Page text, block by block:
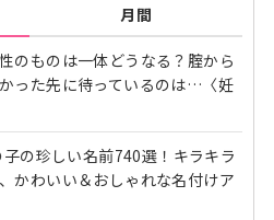
月間
のものは一体どうなる？腟から
った先に待っているのは…〈妊
子の珍しい名前740選！キラキラ
かわいい＆おしゃれな名付けア